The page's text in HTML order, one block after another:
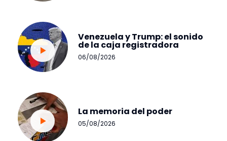
Venezuela y Trump: el sonido
de la caja registradora
06/08/2026
La memoria del poder
05/08/2026